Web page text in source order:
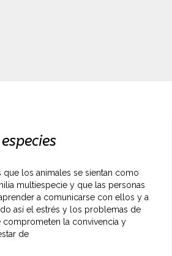
que los animales se sientan como
multiespecie y que las personas
a comunicarse con ellos y a
así el estrés y los problemas de
la convivencia y
de